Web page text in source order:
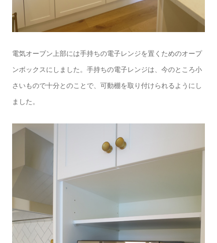
電気オーブン上部には手持ちの電子レンジを置くためのオープ
ンボックスにしました。手持ちの電子レンジは、今のところ小
さいもので十分とのことで、可動棚を取り付けられるようにし
ました。